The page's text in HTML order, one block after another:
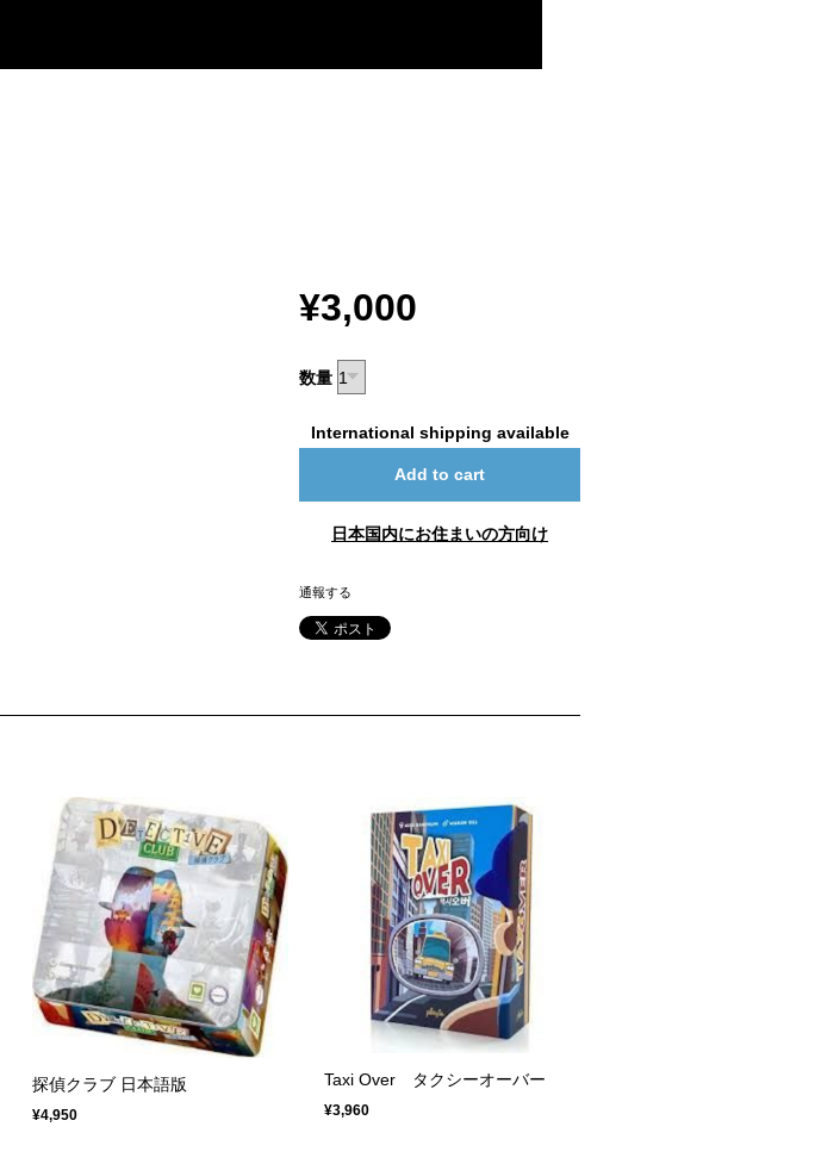
¥3,000
数量
International shipping available
Add to cart
日本国内にお住まいの方向け
通報する
探偵クラブ 日本語版
¥4,950
Taxi Over タクシーオーバー
¥3,960